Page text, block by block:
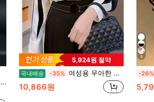
5,924원 절약
국내배송 -35% 여성용 우아한 컬러 블록 블라우스, 캐주얼하고 세련된 일상복 화이트 봄
10,866원
6
-26%